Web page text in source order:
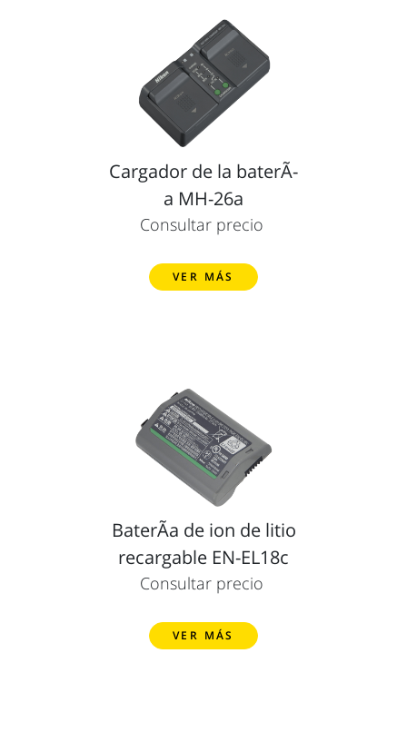
Cargador de la baterÃ­
a MH-26a
Consultar precio
VER MÁS
BaterÃ­a de ion de litio
recargable EN-EL18c
Consultar precio
VER MÁS